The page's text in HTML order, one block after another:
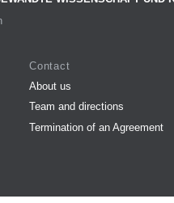
Contact
About us
Team and directions
Termination of an Agreement